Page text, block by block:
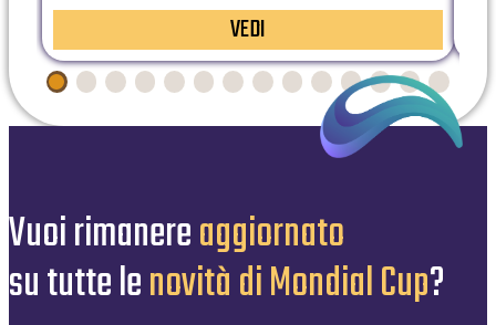
VEDI
Vuoi rimanereaggiornato
su tutte lenovità di Mondial Cup?